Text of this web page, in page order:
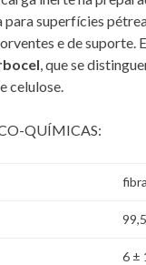
superfícies
e de suporte.
, que se
celulose.
QUÍMICAS:
6 ±